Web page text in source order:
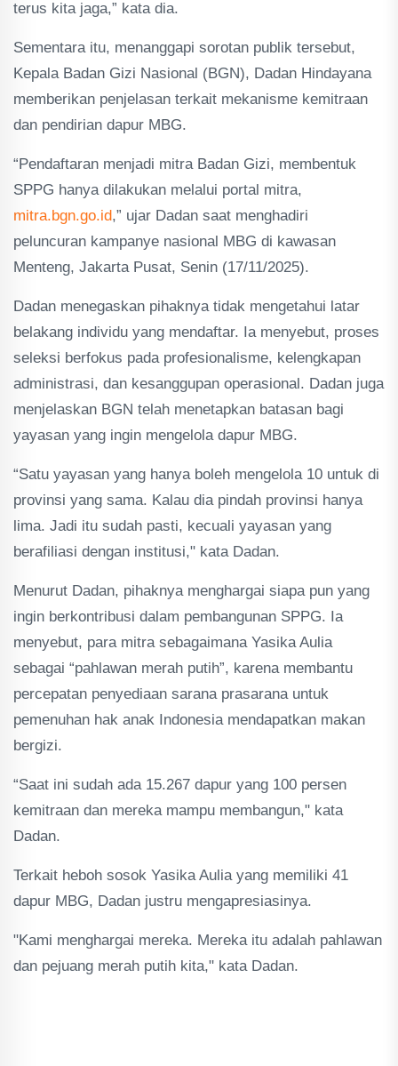
terus kita jaga,” kata dia.
Sementara itu, menanggapi sorotan publik tersebut,
Kepala Badan Gizi Nasional (BGN), Dadan Hindayana
memberikan penjelasan terkait mekanisme kemitraan
dan pendirian dapur MBG.
“Pendaftaran menjadi mitra Badan Gizi, membentuk
SPPG hanya dilakukan melalui portal mitra,
mitra.bgn.go.id,” ujar Dadan saat menghadiri
peluncuran kampanye nasional MBG di kawasan
Menteng, Jakarta Pusat, Senin (17/11/2025).
Dadan menegaskan pihaknya tidak mengetahui latar
belakang individu yang mendaftar. Ia menyebut, proses
seleksi berfokus pada profesionalisme, kelengkapan
administrasi, dan kesanggupan operasional. Dadan juga
menjelaskan BGN telah menetapkan batasan bagi
yayasan yang ingin mengelola dapur MBG.
“Satu yayasan yang hanya boleh mengelola 10 untuk di
provinsi yang sama. Kalau dia pindah provinsi hanya
lima. Jadi itu sudah pasti, kecuali yayasan yang
berafiliasi dengan institusi," kata Dadan.
Menurut Dadan, pihaknya menghargai siapa pun yang
ingin berkontribusi dalam pembangunan SPPG. Ia
menyebut, para mitra sebagaimana Yasika Aulia
sebagai “pahlawan merah putih”, karena membantu
percepatan penyediaan sarana prasarana untuk
pemenuhan hak anak Indonesia mendapatkan makan
bergizi.
“Saat ini sudah ada 15.267 dapur yang 100 persen
kemitraan dan mereka mampu membangun," kata
Dadan.
Terkait heboh sosok Yasika Aulia yang memiliki 41
dapur MBG, Dadan justru mengapresiasinya.
"Kami menghargai mereka. Mereka itu adalah pahlawan
dan pejuang merah putih kita," kata Dadan.